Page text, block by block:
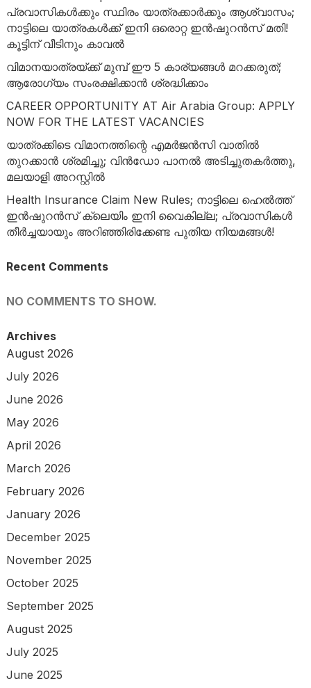
പ്രവാസികൾക്കും സ്ഥിരം യാത്രക്കാർക്കും ആശ്വാസം;
നാട്ടിലെ യാത്രകൾക്ക് ഇനി ഒരൊറ്റ ഇൻഷുറൻസ് മതി!
കൂട്ടിന് വീടിനും കാവൽ
വിമാനയാത്രയ്ക്ക് മുമ്പ് ഈ 5 കാര്യങ്ങൾ മറക്കരുത്;
ആരോഗ്യം സംരക്ഷിക്കാൻ ശ്രദ്ധിക്കാം
CAREER OPPORTUNITY AT Air Arabia Group: APPLY
NOW FOR THE LATEST VACANCIES
യാത്രക്കിടെ വിമാനത്തിന്റെ എമർജൻസി വാതിൽ
തുറക്കാൻ ശ്രമിച്ചു; വിൻഡോ പാനൽ അടിച്ചുതകർത്തു,
മലയാളി അറസ്റ്റിൽ
Health Insurance Claim New Rules; നാട്ടിലെ ഹെൽത്ത്
ഇൻഷുറൻസ് ക്ലെയിം ഇനി വൈകില്ല; പ്രവാസികൾ
തീർച്ചയായും അറിഞ്ഞിരിക്കേണ്ട പുതിയ നിയമങ്ങൾ!
Recent Comments
NO COMMENTS TO SHOW.
Archives
August 2026
July 2026
June 2026
May 2026
April 2026
March 2026
February 2026
January 2026
December 2025
November 2025
October 2025
September 2025
August 2025
July 2025
June 2025